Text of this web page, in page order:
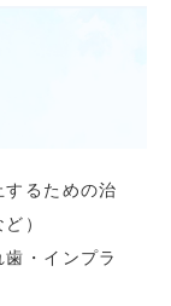
るための治
）
・インプラ